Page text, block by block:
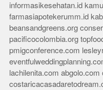
informasikesehatan.id
farmasiapotekerumm.id
beansandgreens.org
pacificocolombia.org
pmigconference.com
lachilenita.com abgolo.com